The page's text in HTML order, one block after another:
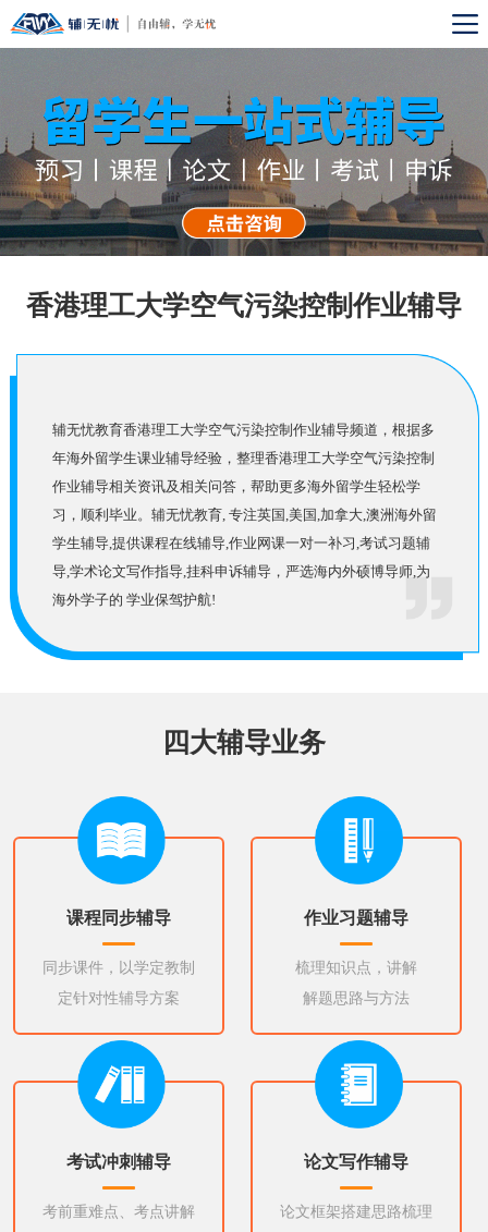
香港理工大学空气污染控制作业辅导
辅无忧教育香港理工大学空气污染控制作业辅导频道，根据多
年海外留学生课业辅导经验，整理香港理工大学空气污染控制
作业辅导相关资讯及相关问答，帮助更多海外留学生轻松学
习，顺利毕业。辅无忧教育, 专注英国,美国,加拿大,澳洲海外留
学生辅导,提供课程在线辅导,作业网课一对一补习,考试习题辅
导,学术论文写作指导,挂科申诉辅导，严选海内外硕博导师,为
海外学子的 学业保驾护航!
四大辅导业务
课程同步辅导
同步课件，以学定教制
定针对性辅导方案
作业习题辅导
梳理知识点，讲解
解题思路与方法
考试冲刺辅导
考前重难点、考点讲解
论文写作辅导
论文框架搭建思路梳理